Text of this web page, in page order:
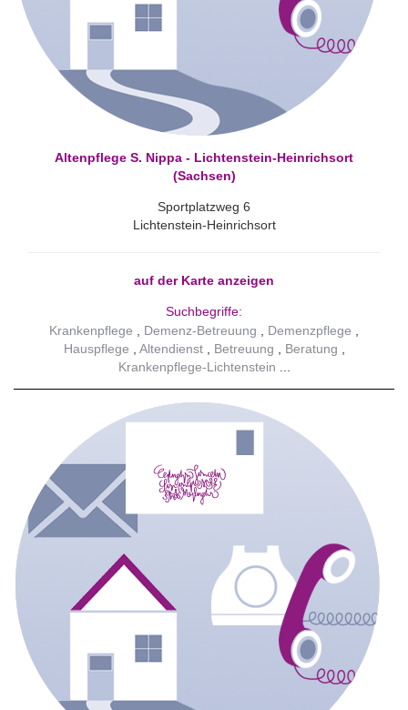
Altenpflege S. Nippa - Lichtenstein-Heinrichsort
(Sachsen)
Sportplatzweg 6
Lichtenstein-Heinrichsort
auf der Karte anzeigen
Suchbegriffe:
Krankenpflege
Demenz-Betreuung
Demenzpflege
Hauspflege
Altendienst Betreuung
Beratung
Krankenpflege-Lichtenstein